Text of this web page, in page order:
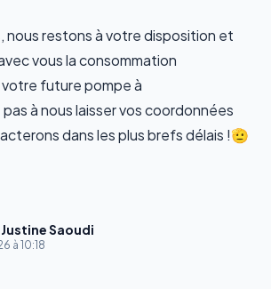
nous restons à votre disposition et
vous la consommation
future pompe à
pas à nous laisser vos coordonnées
dans les plus brefs délais !🫡
Justine Saoudi
à 10:18